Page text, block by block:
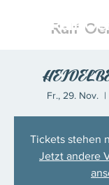
Ralf
Fr., 29. Nov.
  |
Tickets stehen
Jetzt andere